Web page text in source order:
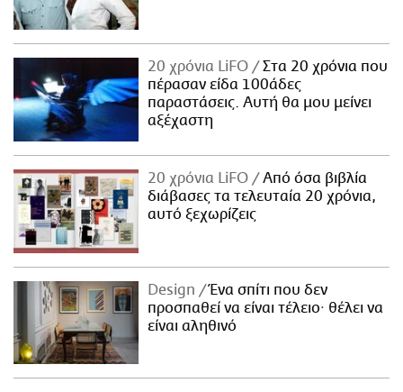
20 χρόνια LiFO
Στα 20 χρόνια που
πέρασαν είδα 100άδες
παραστάσεις. Αυτή θα μου μείνει
αξέχαστη
20 χρόνια LiFO
Από όσα βιβλία
διάβασες τα τελευταία 20 χρόνια,
αυτό ξεχωρίζεις
Design
Ένα σπίτι που δεν
προσπαθεί να είναι τέλειο· θέλει να
είναι αληθινό